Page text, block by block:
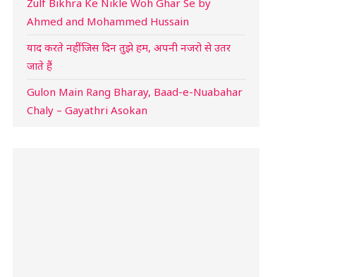
Zulf Bikhra Ke Nikle Woh Ghar Se by
Ahmed and Mohammed Hussain
याद करते नहीं जिस दिन तुझे हम, अपनी नजरो से उतर
जाते हैं
Gulon Main Rang Bharay, Baad-e-Nuabahar
Chaly – Gayathri Asokan